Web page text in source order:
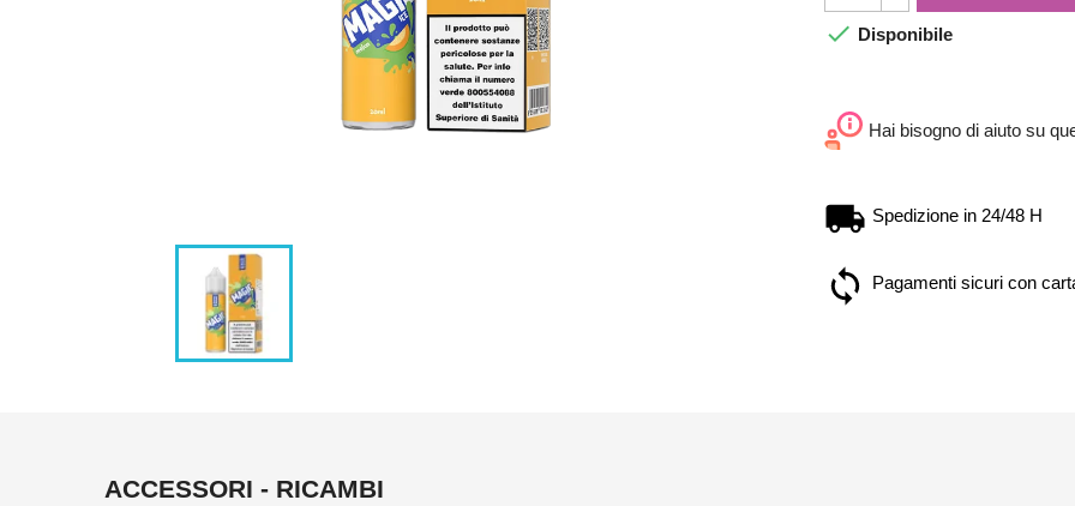
 Disponibile
Hai bisogno di aiuto su
Spedizione in 24/48 H
Pagamenti sicuri con
ACCESSORI - RICAMBI